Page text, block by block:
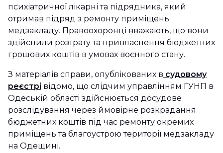
психіатричної лікарні та підрядника, який
отримав підряд з ремонту приміщень
медзакладу. Правоохоронці вважають, що вони
здійснили розтрату та привласнення бюджетних
грошових коштів в умовах воєнного стану.
З матеріалів справи, опублікованих в судовому
реєстрі відомо, що слідчим управлінням ГУНП в
Одеській області здійснюється досудове
розслідування через ймовірне розкрадання
бюджетних коштів під час ремонту окремих
приміщень та благоустрою території медзакладу
на Одещині.